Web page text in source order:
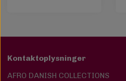
Kontaktoplysninger
AFRO DANISH COLLECTIONS